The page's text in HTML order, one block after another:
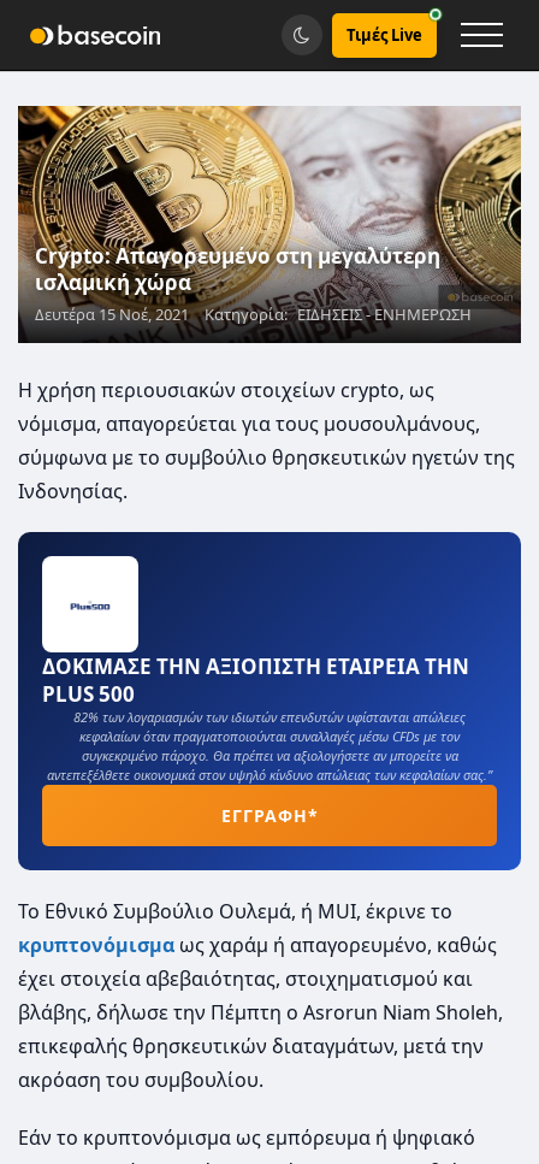
Τιμές Live
Crypto: Απαγορευμένο στη μεγαλύτερη
ισλαμική χώρα
Δευτέρα 15 Νοέ, 2021 Κατηγορία: ΕΙΔΗΣΕΙΣ - ΕΝΗΜΕΡΩΣΗ
Η χρήση περιουσιακών στοιχείων crypto, ως
νόμισμα, απαγορεύεται για τους μουσουλμάνους,
σύμφωνα με το συμβούλιο θρησκευτικών ηγετών της
Ινδονησίας.
ΔΟΚΙΜΑΣΕ ΤΗΝ ΑΞΙΟΠΙΣΤΗ ΕΤΑΙΡΕΙΑ ΤΗΝ
PLUS 500
82% των λογαριασμών των ιδιωτών επενδυτών υφίστανται απώλειες
κεφαλαίων όταν πραγματοποιούνται συναλλαγές μέσω CFDs με τον
συγκεκριμένο πάροχο. Θα πρέπει να αξιολογήσετε αν μπορείτε να
αντεπεξέλθετε οικονομικά στον υψηλό κίνδυνο απώλειας των κεφαλαίων σας.”
ΕΓΓΡΑΦΗ*
Το Εθνικό Συμβούλιο Ουλεμά, ή MUI, έκρινε το
κρυπτονόμισμα ως χαράμ ή απαγορευμένο, καθώς
έχει στοιχεία αβεβαιότητας, στοιχηματισμού και
βλάβης, δήλωσε την Πέμπτη ο Asrorun Niam Sholeh,
επικεφαλής θρησκευτικών διαταγμάτων, μετά την
ακρόαση του συμβουλίου.
Εάν το κρυπτονόμισμα ως εμπόρευμα ή ψηφιακό